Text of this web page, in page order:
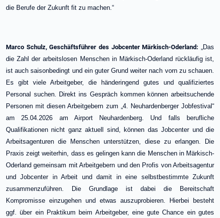
die Berufe der Zukunft fit zu machen.“
Marco Schulz, Geschäftsführer des Jobcenter Märkisch-Oderland: „Das
die Zahl der arbeitslosen Menschen in Märkisch-Oderland rückläufig ist,
ist auch saisonbedingt und ein guter Grund weiter nach vorn zu schauen.
Es gibt viele Arbeitgeber, die händeringend gutes und qualifiziertes
Personal suchen. Direkt ins Gespräch kommen können arbeitsuchende
Personen mit diesen Arbeitgebern zum „4. Neuhardenberger Jobfestival“
am 25.04.2026 am Airport Neuhardenberg. Und falls berufliche
Qualifikationen nicht ganz aktuell sind, können das Jobcenter und die
Arbeitsagenturen die Menschen unterstützen, diese zu erlangen. Die
Praxis zeigt weiterhin, dass es gelingen kann die Menschen in Märkisch-
Oderland gemeinsam mit Arbeitgebern und den Profis von Arbeitsagentur
und Jobcenter in Arbeit und damit in eine selbstbestimmte Zukunft
zusammenzuführen. Die Grundlage ist dabei die Bereitschaft
Kompromisse einzugehen und etwas auszuprobieren. Hierbei besteht
ggf. über ein Praktikum beim Arbeitgeber, eine gute Chance ein gutes